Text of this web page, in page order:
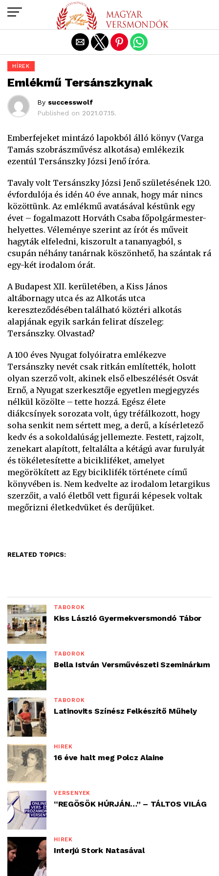
HÍREK
Emlékmű Tersánszkynak
By successwolf
Published on 2021.07.15.
Emberfejeket mintázó lapokból álló könyv (Varga
Tamás szobrászművész alkotása) emlékezik
ezentúl Tersánszky Józsi Jenő íróra.
Tavaly volt Tersánszky Józsi Jenő születésének 120.
évfordulója és idén 40 éve annak, hogy már nincs
közöttünk. Az emlékmű avatásával késtünk egy
évet – fogalmazott Horváth Csaba főpolgármester-
helyettes. Véleménye szerint az írót és műveit
hagyták elfeledni, kiszorult a tananyagból, s
csupán néhány tanárnak köszönhető, ha szántak rá
egy-két irodalom órát.
A Budapest XII. kerületében, a Kiss János
altábornagy utca és az Alkotás utca
kereszteződésében található köztéri alkotás
alapjának egyik sarkán felirat díszeleg:
Tersánszky. Olvastad?
A 100 éves Nyugat folyóiratra emlékezve
Tersánszky nevét csak ritkán említették, holott
olyan szerző volt, akinek első elbeszélését Osvát
Ernő, a Nyugat szerkesztője egyetlen megjegyzés
nélkül közölte – tette hozzá. Egész élete
diákcsínyek sorozata volt, úgy tréfálkozott, hogy
soha senkit nem sértett meg, a derű, a kísérletező
kedv és a sokoldalúság jellemezte. Festett, rajzolt,
zenekart alapított, feltalálta a kétágú avar furulyát
és tökéletesítette a bicikliféket, amelyet
megörökített az Egy biciklifék története című
könyvében is. Nem kedvelte az irodalom letargikus
szerzőit, a való életből vett figurái képesek voltak
megőrizni életkedvüket és derűjüket.
RELATED TOPICS:
TÁBOROK
Kiss László Gyermekversmondó Tábor
TÁBOROK
Bella István Versművészeti Szeminárium
TÁBOROK
Latinovits Színész Felkészítő Műhely
HÍREK
16 éve halt meg Polcz Alaine
VERSENYEK
“REGÖSÖK HÚRJÁN…” – TÁLTOS VILÁG
HÍREK
Interjú Stork Natasával
Exit mobile version